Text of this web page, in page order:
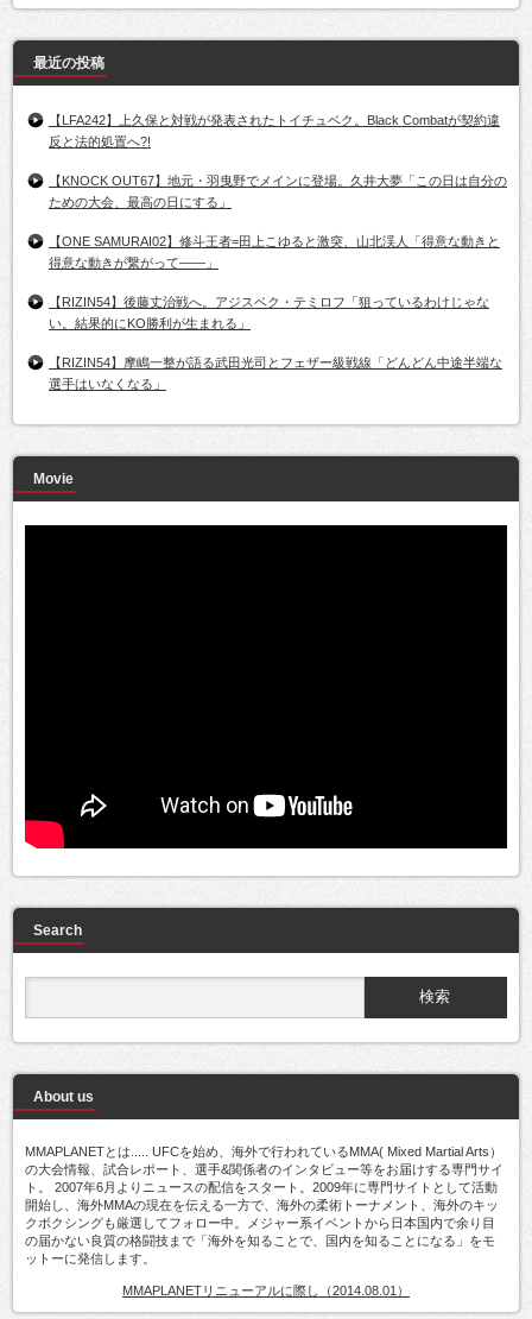
最近の投稿
【LFA242】上久保と対戦が発表されたトイチュベク。Black Combatが契約違
反と法的処置へ?!
【KNOCK OUT67】地元・羽曳野でメインに登場。久井大夢「この日は自分の
ための大会、最高の日にする」
【ONE SAMURAI02】修斗王者=田上こゆると激突、山北渓人「得意な動きと
得意な動きが繋がって――」
【RIZIN54】後藤丈治戦へ。アジスベク・テミロフ「狙っているわけじゃな
い。結果的にKO勝利が生まれる」
【RIZIN54】摩嶋一整が語る武田光司とフェザー級戦線「どんどん中途半端な
選手はいなくなる」
Movie
Search
About us
MMAPLANETとは..... UFCを始め、海外で行われているMMA( Mixed Martial Arts）
の大会情報、試合レポート、選手&関係者のインタビュー等をお届けする専門サイ
ト。 2007年6月よりニュースの配信をスタート。2009年に専門サイトとして活動
開始し、海外MMAの現在を伝える一方で、海外の柔術トーナメント、海外のキッ
クボクシングも厳選してフォロー中。メジャー系イベントから日本国内で余り目
の届かない良質の格闘技まで「海外を知ることで、国内を知ることになる」をモ
ットーに発信します。
MMAPLANETリニューアルに際し（2014.08.01）